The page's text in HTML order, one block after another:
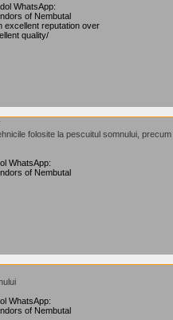
WhatsApp:
of Nembutal
excellent reputation over
quality/
folosite la pescuitul somnului, precum
WhatsApp:
of Nembutal
WhatsApp:
of Nembutal